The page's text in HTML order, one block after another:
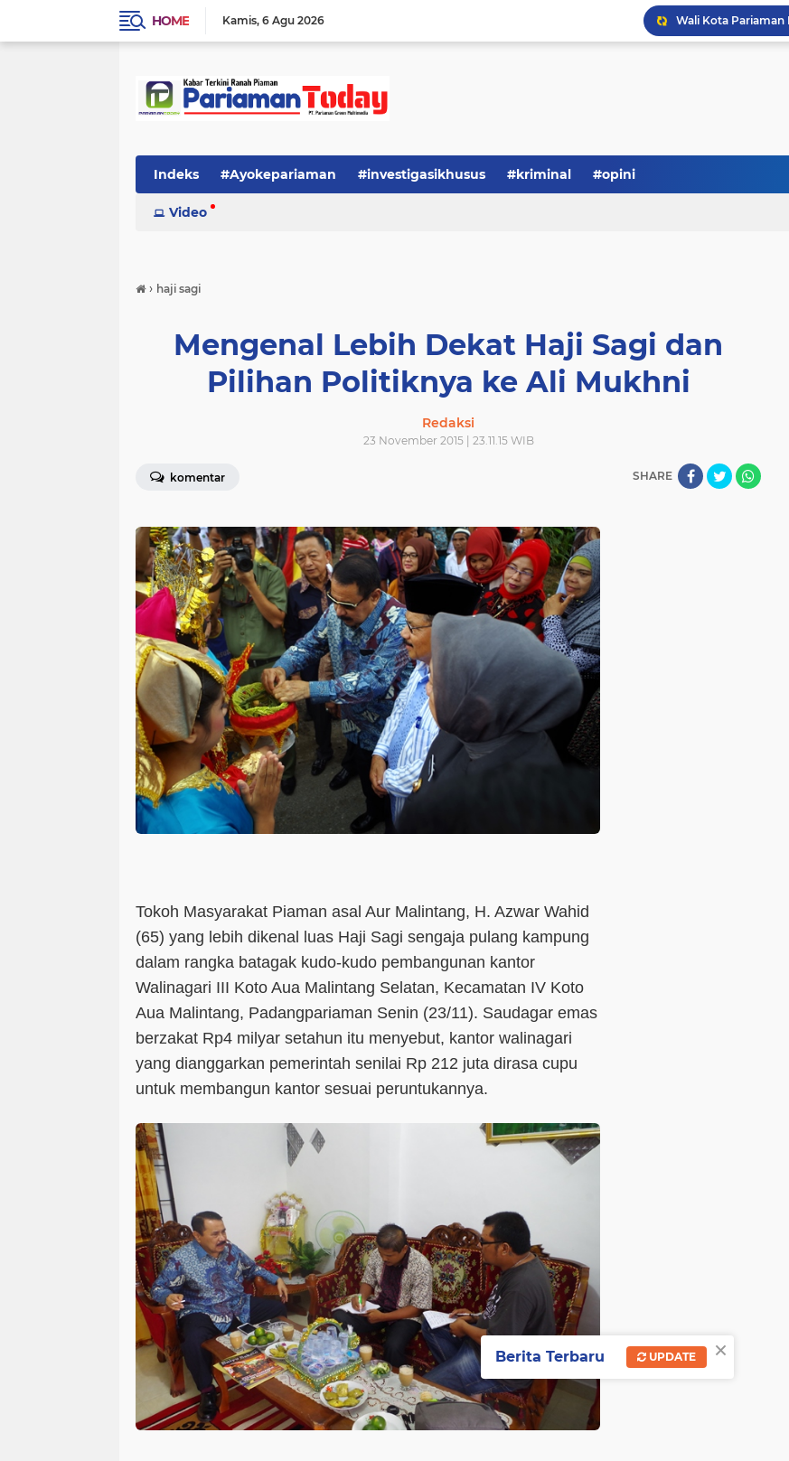
HOME Kamis 6 Agu 2026
Indeks #Ayokepariaman #investigasikhusus #kriminal #opini
Video
› haji sagi
Mengenal Lebih Dekat Haji Sagi dan
Pilihan Politiknya ke Ali Mukhni
Redaksi
23 November 2015 | 23.11.15 WIB
komentar SHARE
Tokoh Masyarakat Piaman asal Aur Malintang, H. Azwar Wahid
(65) yang lebih dikenal luas Haji Sagi sengaja pulang kampung
dalam rangka batagak kudo-kudo pembangunan kantor
Walinagari III Koto Aua Malintang Selatan, Kecamatan IV Koto
Aua Malintang, Padangpariaman Senin (23/11). Saudagar emas
berzakat Rp4 milyar setahun itu menyebut, kantor walinagari
yang dianggarkan pemerintah senilai Rp 212 juta dirasa cupu
untuk membangun kantor sesuai peruntukannya.
×
Berita Terbaru UPDATE